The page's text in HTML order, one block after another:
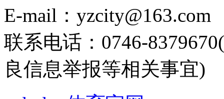
E-mail：yzcity@163.com
联系电话：0746-
良信息举报等相关事宜)